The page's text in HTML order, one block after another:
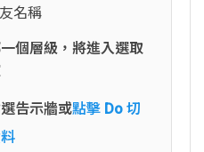
名稱
個層級，將進入選取
告示牆或點擊 Do 切